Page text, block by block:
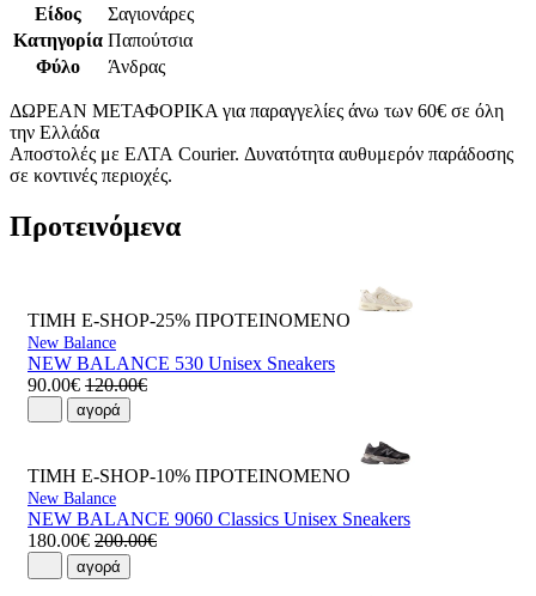
Είδος
Σαγιονάρες
Κατηγορία Παπούτσια
Φύλο
Άνδρας
ΔΩΡΕΑΝ ΜΕΤΑΦΟΡΙΚΑ για παραγγελίες άνω των 60€ σε όλη
την Ελλάδα
Αποστολές με ΕΛΤΑ Courier. Δυνατότητα αυθυμερόν παράδοσης
σε κοντινές περιοχές.
Προτεινόμενα
ΤΙΜΗ E-SHOP-25% ΠΡΟΤΕΙΝΟΜΕΝΟ
New Balance
NEW BALANCE 530 Unisex Sneakers
90.00€ 120.00€
αγορά
ΤΙΜΗ E-SHOP-10% ΠΡΟΤΕΙΝΟΜΕΝΟ
New Balance
NEW BALANCE 9060 Classics Unisex Sneakers
180.00€ 200.00€
αγορά